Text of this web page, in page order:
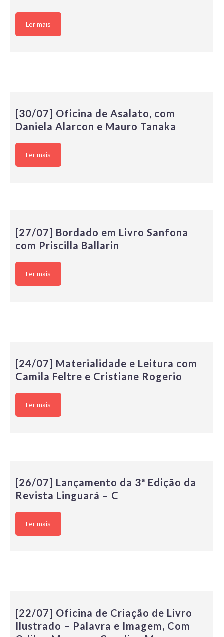
Ler mais
[30/07] Oficina de Asalato, com
Daniela Alarcon e Mauro Tanaka
Ler mais
[27/07] Bordado em Livro Sanfona
com Priscilla Ballarin
Ler mais
[24/07] Materialidade e Leitura com
Camila Feltre e Cristiane Rogerio
Ler mais
[26/07] Lançamento da 3ª Edição da
Revista Linguará – C
Ler mais
[22/07] Oficina de Criação de Livro
Ilustrado – Palavra e Imagem, Com